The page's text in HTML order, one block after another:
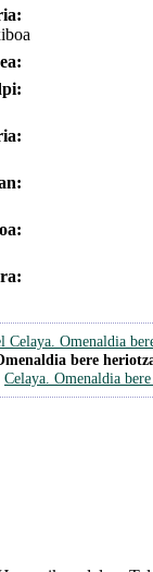
Celaya. Omenaldia
bere
Celaya. Omenaldia